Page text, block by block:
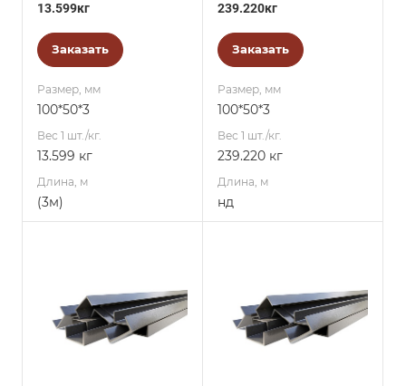
13.599кг
Заказать
Размер, мм
100*50*3
Вес 1 шт./кг.
13.599 кг
Длина, м
(3м)
239.220кг
Заказать
Размер, мм
100*50*3
Вес 1 шт./кг.
239.220 кг
Длина, м
нд